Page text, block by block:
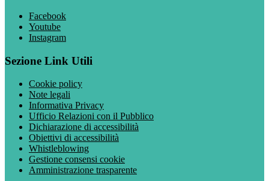
Facebook
Youtube
Instagram
Sezione Link Utili
Cookie policy
Note legali
Informativa Privacy
Ufficio Relazioni con il Pubblico
Dichiarazione di accessibilità
Obiettivi di accessibilità
Whistleblowing
Gestione consensi cookie
Amministrazione trasparente